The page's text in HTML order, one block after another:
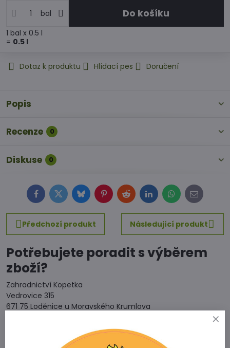
bal Do košíku
1 bal x 0.5 l
= 0.5 l
Dotaz k produktu Hlídací pes Doručení
Popis
Recenze 0
Diskuse 0
FacebookTwitterBlueskyPinterestRedditLinkedInWhatsApp
E-
mail
Předchozí produkt
Následující produkt
Potřebujete poradit s výběrem
zboží?
Zahradnictví Kopetka
Vedrovice 315
671 75 Loděnice u Moravského Krumlova
+420 731 103 985